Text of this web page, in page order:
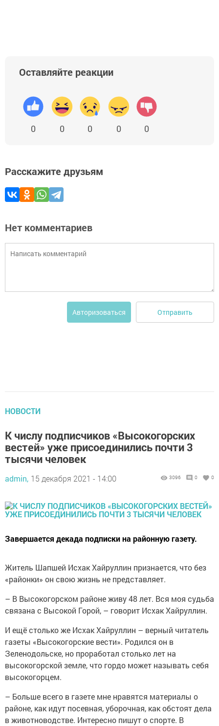
Оставляйте реакции
0 0 0 0 0
Расскажите друзьям
Нет комментариев
Авторизоваться Отправить
НОВОСТИ
К числу подписчиков «Высокогорских
вестей» уже присоединились почти 3
тысячи человек
admin, 15 декабря 2021 - 14:00 3096 0 0
Завершается декада подписки на районную газету.
Житель Шапшей Исхак Хайруллин признается, что без
«районки» он свою жизнь не представляет.
– В Высокогорском районе живу 48 лет. Вся моя судьба
связана с Высокой Горой, – говорит Исхак Хайруллин.
И ещё столько же Исхак Хайруллин – верный читатель
газеты «Высокогорские вести». Родился он в
Зеленодольске, но проработал столько лет на
высокогорской земле, что гордо может называть себя
высокогорцем.
– Больше всего в газете мне нравятся материалы о
районе, как идут посевная, уборочная, как обстоят дела
в животноводстве. Интересно пишут о спорте. В